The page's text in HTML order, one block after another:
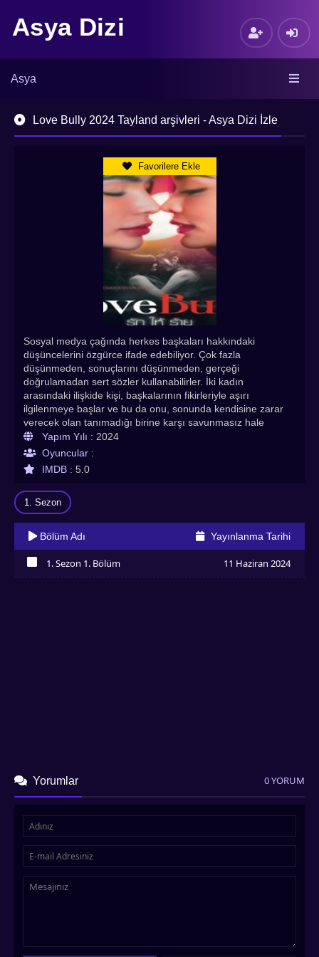
Asya Dizi
Asya
Love Bully 2024 Tayland arşivleri - Asya Dizi İzle
Favorilere Ekle
Sosyal medya çağında herkes başkaları hakkındaki
düşüncelerini özgürce ifade edebiliyor. Çok fazla
düşünmeden, sonuçlarını düşünmeden, gerçeği
doğrulamadan sert sözler kullanabilirler. İki kadın
arasındaki ilişkide kişi, başkalarının fikirleriyle aşırı
ilgilenmeye başlar ve bu da onu, sonunda kendisine zarar
verecek olan tanımadığı birine karşı savunmasız hale
getirir. İkinci kadın hiçbir zaman pek umursamadı, "herkes
kendine ait" atasözüne sıkı sıkıya inanıyordu. Ancak bazen
etrafındakilerin duygularından son derece habersiz
olabiliyor. Sevgileri ön plandayken, ülkenin dört bir
yanındaki gözler onların her hareketini inceliyor ve her
eylem hakkında hüküm veriyor.
Yapım Yılı : 2024
Oyuncular :
IMDB : 5.0
1. Sezon
Bölüm Adı Yayınlanma Tarihi
İzledim
1. Sezon 1. Bölüm 11 Haziran 2024
Yorumlar 0 YORUM